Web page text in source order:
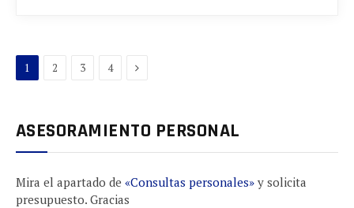
1 2 3 4 Next
ASESORAMIENTO PERSONAL
Mira el apartado de «Consultas personales» y solicita
presupuesto. Gracias